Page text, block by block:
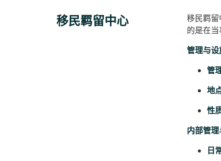
移民羁留中心
移民羁
的是在
管理与
管
地
性
内部管理
日